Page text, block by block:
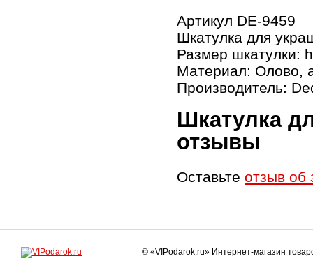
Артикул DE-9459
Шкатулка для
Размер шкатулки:
Материал: Олово,
Производитель:
Шкатулка
отзывы
Оставьте отзыв об
© «VIPodarok.ru» Интернет-магазин